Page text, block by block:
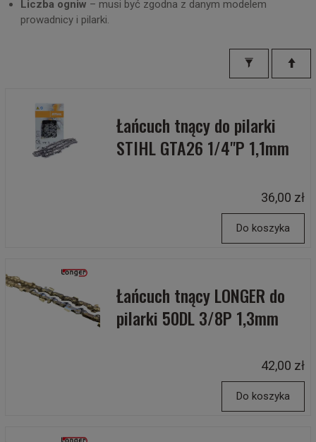
Liczba ogniw – musi być zgodna z danym modelem
prowadnicy i pilarki.
Łańcuch tnący do pilarki
STIHL GTA26 1/4"P 1,1mm
36,00 zł
Do koszyka
Łańcuch tnący LONGER do
pilarki 50DL 3/8P 1,3mm
42,00 zł
Do koszyka